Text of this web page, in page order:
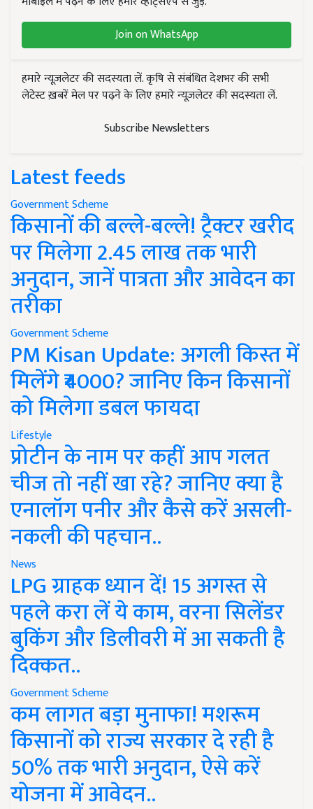
Join on WhatsApp
हमारे न्यूज़लेटर की सदस्यता लें. कृषि से संबंधित देशभर की सभी
लेटेस्ट ख़बरें मेल पर पढ़ने के लिए हमारे न्यूज़लेटर की सदस्यता लें.
Subscribe Newsletters
Latest feeds
Government Scheme
किसानों की बल्ले-बल्ले! ट्रैक्टर खरीद
पर मिलेगा 2.45 लाख तक भारी
अनुदान, जानें पात्रता और आवेदन का
तरीका
Government Scheme
PM Kisan Update: अगली किस्त में
मिलेंगे ₹4000? जानिए किन किसानों
को मिलेगा डबल फायदा
Lifestyle
प्रोटीन के नाम पर कहीं आप गलत
चीज तो नहीं खा रहे? जानिए क्या है
एनालॉग पनीर और कैसे करें असली-
नकली की पहचान..
News
LPG ग्राहक ध्यान दें! 15 अगस्त से
पहले करा लें ये काम, वरना सिलेंडर
बुकिंग और डिलीवरी में आ सकती है
दिक्कत..
Government Scheme
कम लागत बड़ा मुनाफा! मशरूम
किसानों को राज्य सरकार दे रही है
50% तक भारी अनुदान, ऐसे करें
योजना में आवेदन..